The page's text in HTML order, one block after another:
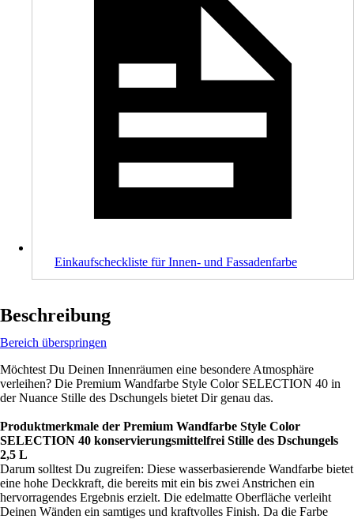
Einkaufscheckliste für Innen- und Fassadenfarbe
Beschreibung
Bereich überspringen
Möchtest Du Deinen Innenräumen eine besondere Atmosphäre
verleihen? Die Premium Wandfarbe Style Color SELECTION 40 in
der Nuance Stille des Dschungels bietet Dir genau das.
Produktmerkmale der Premium Wandfarbe Style Color
SELECTION 40 konservierungsmittelfrei Stille des Dschungels
2,5 L
Darum solltest Du zugreifen: Diese wasserbasierende Wandfarbe bietet
eine hohe Deckkraft, die bereits mit ein bis zwei Anstrichen ein
hervorragendes Ergebnis erzielt. Die edelmatte Oberfläche verleiht
Deinen Wänden ein samtiges und kraftvolles Finish. Da die Farbe